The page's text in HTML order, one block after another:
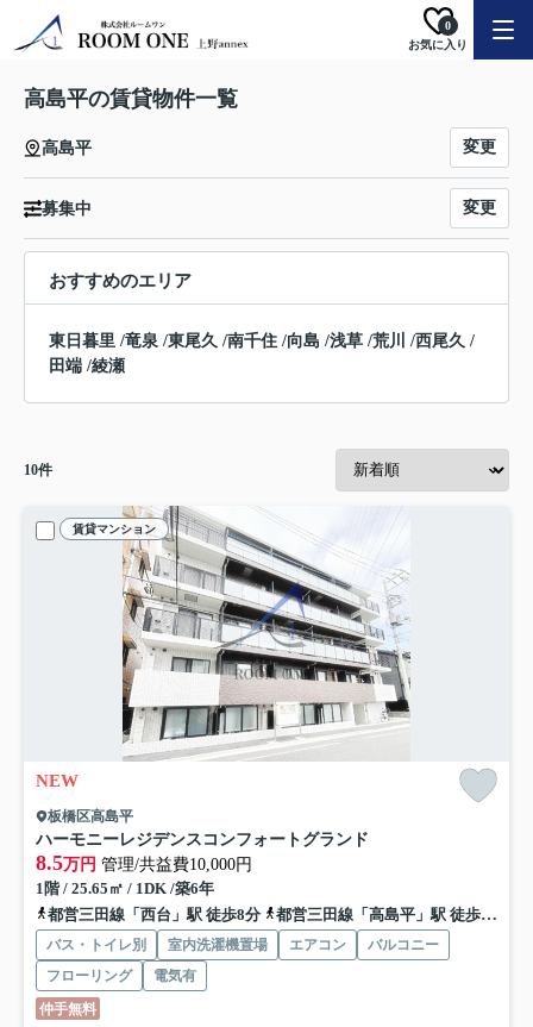
お気に入り
0
高島平の賃貸物件一覧
高島平 変更
募集中 変更
おすすめのエリア
東日暮里 /竜泉 /東尾久 /南千住 /向島 /浅草 /荒川 /西尾久 /
田端 /綾瀬
10件
賃貸マンション
NEW
板橋区高島平
ハーモニーレジデンスコンフォートグランド
8.5万円 管理/共益費10,000円
1階 / 25.65㎡ / 1DK /築6年
都営三田線「西台」駅 徒歩8分
都営三田線「高島平」駅 徒歩13分
バス・トイレ別 室内洗濯機置場 エアコン
バルコニー
フローリング
電気有
仲手無料